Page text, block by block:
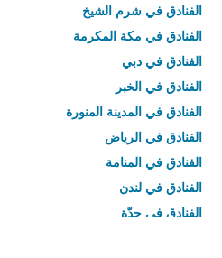
الفنادق في شرم الشيخ
الفنادق في مكة المكرمة
الفنادق في دبي
الفنادق في الخبر
الفنادق في المدينة المنورة
الفنادق في الرياض
الفنادق في المنامة
الفنادق في لندن
الفنادق في جدّة